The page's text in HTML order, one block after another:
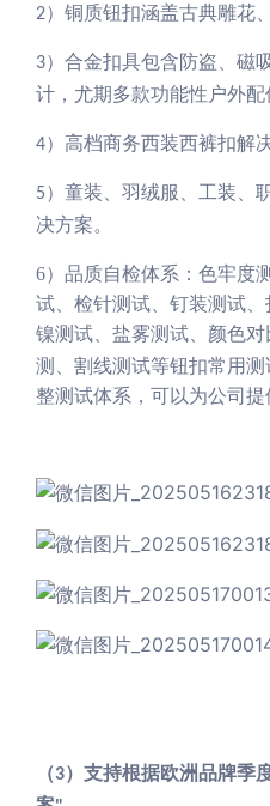
2） 铜质钮扣涵盖古典雕花
3） 合金扣具包含防盗、磁
计，尤期多款功能性户外配
4） 高档商务西装西裤扣解
5） 童装、羽绒服、工装、
决方案。
6） 品质自检体系：色牢度
试、检针测试、钉装测试
镍测试、盐雾测试、颜色对
测、割线测试等钮扣常用
整测试体系，可以为公司提
（3） 支持根据欧洲品牌季